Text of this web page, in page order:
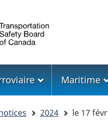
Maritime
2024 le 17